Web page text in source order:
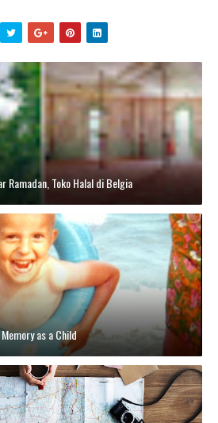
Ramadan, Toko Halal di Belgia
as a Child